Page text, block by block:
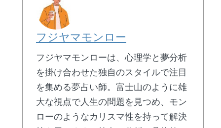
フジヤマモンロー
フジヤマモンローは、心理学と夢分析
を掛け合わせた独自のスタイルで注目
を集める夢占い師。富士山のように雄
大な視点で人生の問題を見つめ、モン
ローのようなカリスマ性を持って解決